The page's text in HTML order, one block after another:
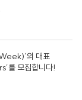
의 대표
를 모집합니다!